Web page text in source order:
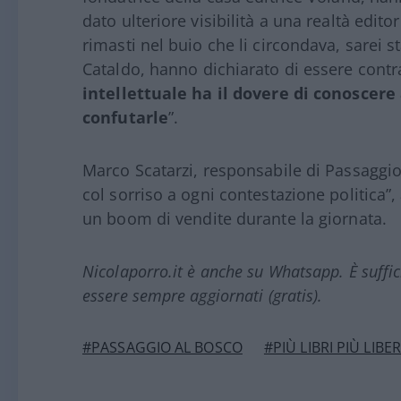
dato ulteriore visibilità a una realtà
rimasti nel buio che li circondava, sarei
Cataldo, hanno dichiarato di essere
intellettuale ha il dovere di
confutarle”.
Marco Scatarzi, responsabile di
col sorriso a ogni contestazione
un boom di vendite durante la giornata.
Nicolaporro.it è anche su Whatsapp. È
essere sempre aggiornati (gratis).
#PASSAGGIO AL BOSCO #PIÙ LIBRI PIÙ